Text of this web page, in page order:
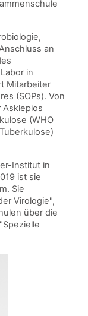
an
in
Mitarbeiter
(SOPs). Von
Asklepios
(WHO
Institut in
ist sie
Sie
Virologie",
über die